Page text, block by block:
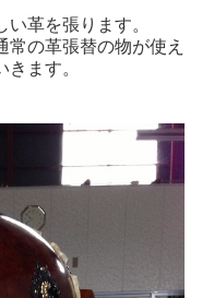
革を張ります。
の革張替の物が使え
ます。